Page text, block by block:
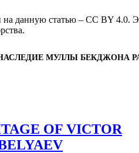
данную статью – CC BY 4.0.
НАСЛЕДИЕ МУЛЛЫ БЕКДЖОНА
OF VICTOR